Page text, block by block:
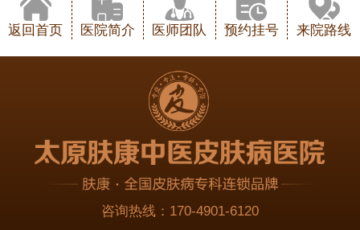
返回首页 医院简介 医师团队 预约挂号 来院路线
咨询热线： 170-4901-6120